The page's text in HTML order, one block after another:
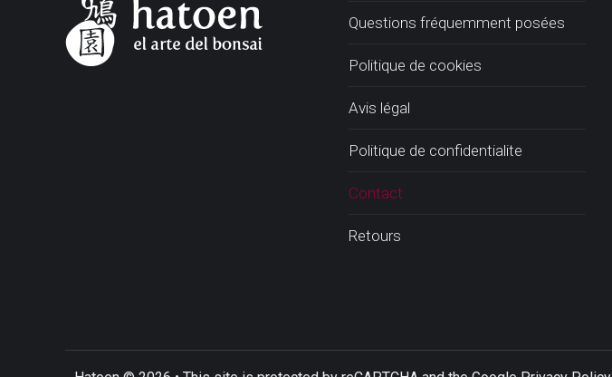
Questions fréquemment posées
Politique de cookies
Avis légal
Politique de confidentialite
Contact
Retours